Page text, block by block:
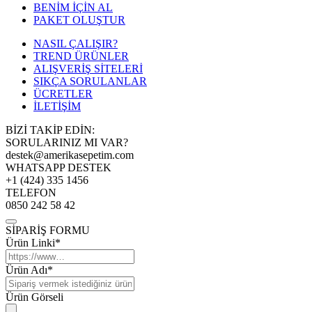
BENİM İÇİN AL
PAKET OLUŞTUR
NASIL ÇALIŞIR?
TREND ÜRÜNLER
ALIŞVERİŞ SİTELERİ
SIKÇA SORULANLAR
ÜCRETLER
İLETİŞİM
BİZİ TAKİP EDİN:
SORULARINIZ MI VAR?
destek@amerikasepetim.com
WHATSAPP DESTEK
+1 (424) 335 1456
TELEFON
0850 242 58 42
SİPARİŞ FORMU
Ürün Linki*
Ürün Adı*
Ürün Görseli